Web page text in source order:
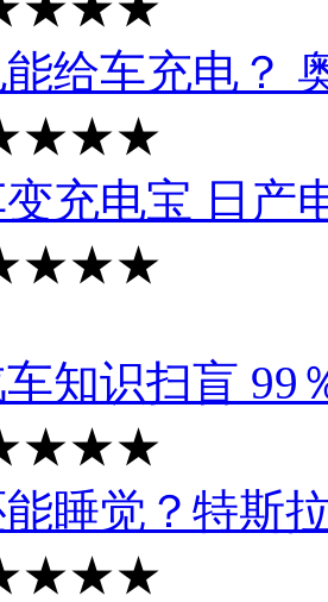
给车充电？
充电宝 日产
知识扫盲 99
睡觉？特斯